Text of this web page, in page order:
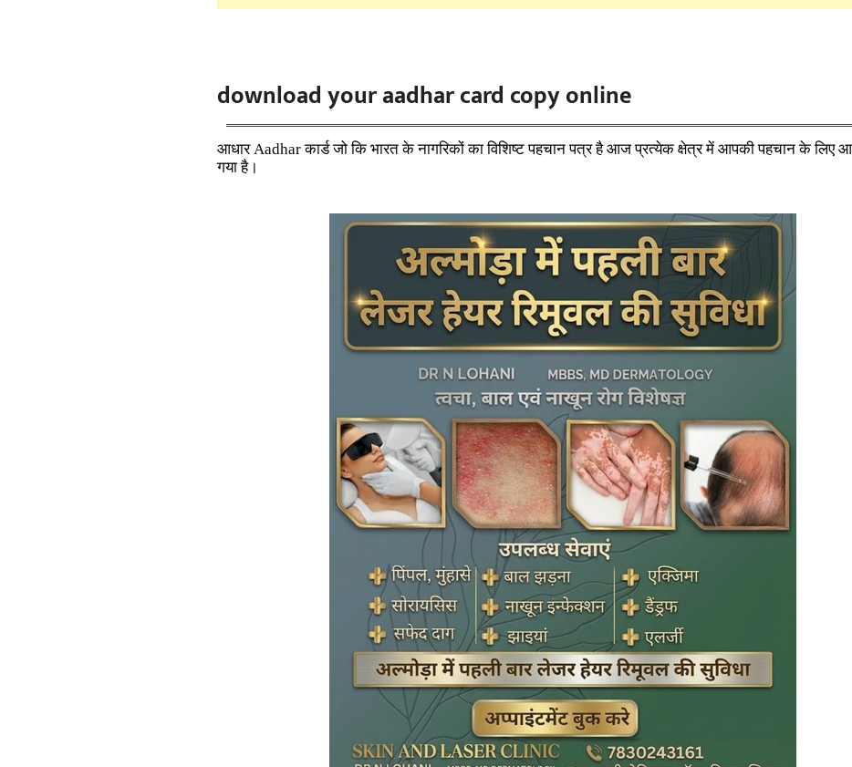
download your aadhar card copy online
आधार Aadhar कार्ड जो कि भारत के नागरिकों का विशिष्ट पहचान पत्र है आज प्रत्येक क्षेत्र में आपकी पहचान के लिए
गया है।